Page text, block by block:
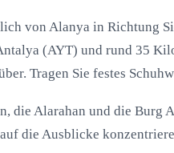
von Alanya in Richtung
(AYT) und rund 35
Tragen Sie festes
die Alarahan und die
die Ausblicke